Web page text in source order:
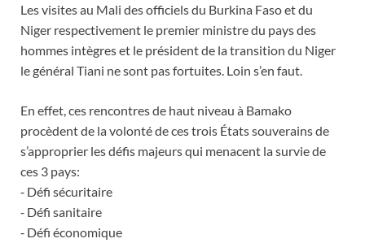
Les visites au Mali des officiels du Burkina Faso et du
Niger respectivement le premier ministre du pays des
hommes intègres et le président de la transition du Niger
le général Tiani ne sont pas fortuites. Loin s’en faut.
En effet, ces rencontres de haut niveau à Bamako
procèdent de la volonté de ces trois États souverains de
s’approprier les défis majeurs qui menacent la survie de
ces 3 pays:
⁃ Défi sécuritaire
⁃ Défi sanitaire
⁃ Défi économique